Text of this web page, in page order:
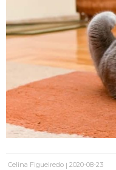
Celina Figueiredo 2020-08-23